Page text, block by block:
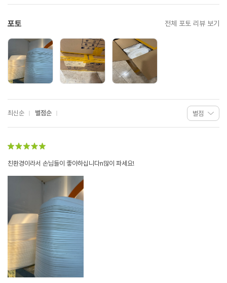
포토 전체 포토 리뷰 보기
최신순 별점순
친환경이라서 손님들이 좋아하십니다n많이 파세요!